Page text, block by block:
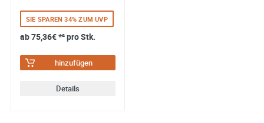
SIE SPAREN 34% ZUM UVP
ab75,36€*² pro Stk.
hinzufügen
Details